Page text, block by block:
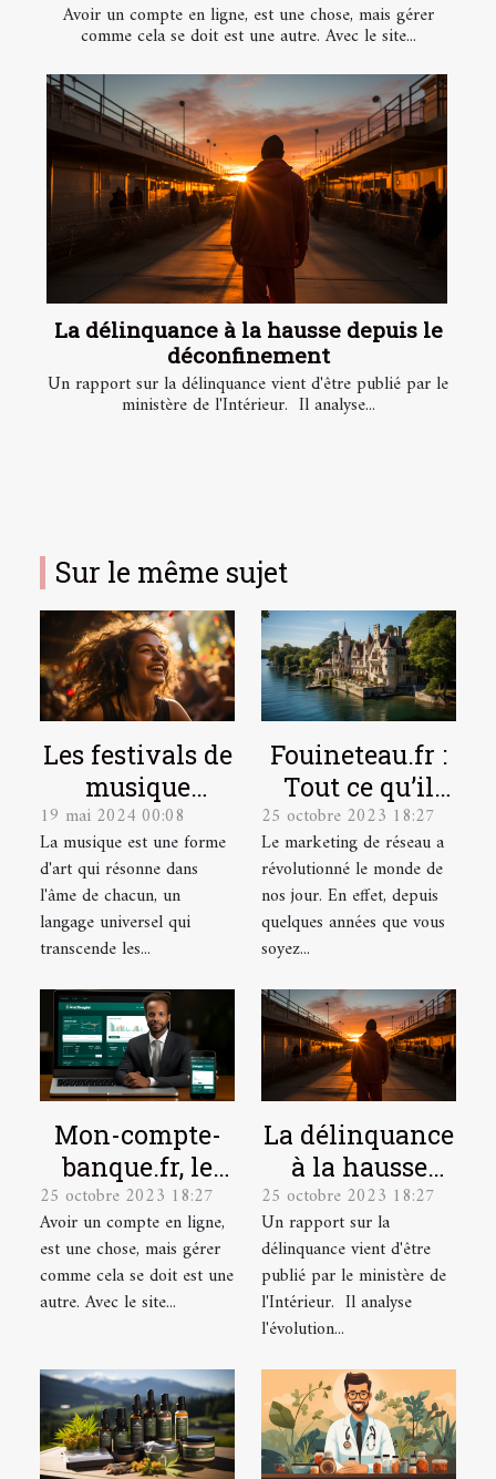
Avoir un compte en ligne, est une chose, mais gérer
comme cela se doit est une autre. Avec le site...
La délinquance à la hausse depuis le
déconfinement
Un rapport sur la délinquance vient d'être publié par le
ministère de l'Intérieur. Il analyse...
Sur le même sujet
Les festivals de
musique
indépendante
et leur
contribution à
la scène
culturelle
19 mai 2024 00:08
La musique est une forme
d'art qui résonne dans
l'âme de chacun, un
langage universel qui
transcende les...
Fouineteau.fr :
Tout ce qu’il
faut savoir sur
ce site
25 octobre 2023 18:27
Le marketing de réseau a
révolutionné le monde de
nos jour. En effet, depuis
quelques années que vous
soyez...
Mon-compte-
banque.fr, le
site idéal pour
la gestion de
vos comptes en
ligne.
25 octobre 2023 18:27
Avoir un compte en ligne,
est une chose, mais gérer
comme cela se doit est une
autre. Avec le site...
La délinquance
à la hausse
depuis le
déconfinement
25 octobre 2023 18:27
Un rapport sur la
délinquance vient d'être
publié par le ministère de
l'Intérieur. Il analyse
l'évolution...